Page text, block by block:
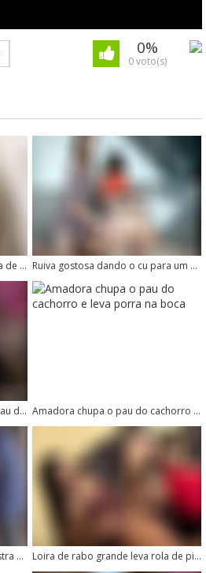
0%
0 voto(s)
Vadia arreganhada levando rola de cachorro de quatro Ruiva gostosa dando o cu para um cachorro
Rabuda sentando gostoso no pau do cachorro Amadora chupa o pau do cachorro e leva porra na boca
Rabuda levanta o vestido e mostra o cu enquanto o cachorro mete com força Loira de rabo grande leva rola de pitbull com vontade